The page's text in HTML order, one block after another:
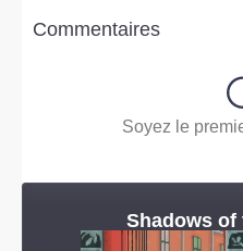
Commentaires
Soyez le
Shadows of